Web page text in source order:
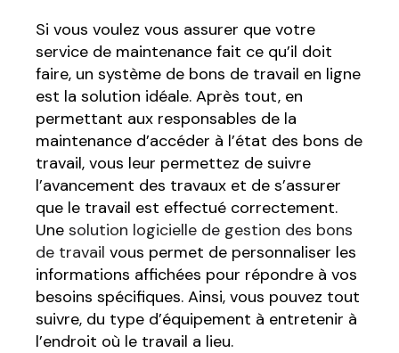
Si vous voulez vous assurer que votre
service de maintenance fait ce qu’il doit
faire, un système de bons de travail en ligne
est la solution idéale. Après tout, en
permettant aux responsables de la
maintenance d’accéder à l’état des bons de
travail, vous leur permettez de suivre
l’avancement des travaux et de s’assurer
que le travail est effectué correctement.
Unesolution logicielle de gestion des bons
de travail vous permet de personnaliser les
informations affichées pour répondre à vos
besoins spécifiques. Ainsi, vous pouvez tout
suivre, du type d’équipement à entretenir à
l’endroit où le travail a lieu.